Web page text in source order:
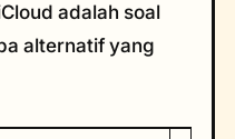
adalah soal
alternatif yang